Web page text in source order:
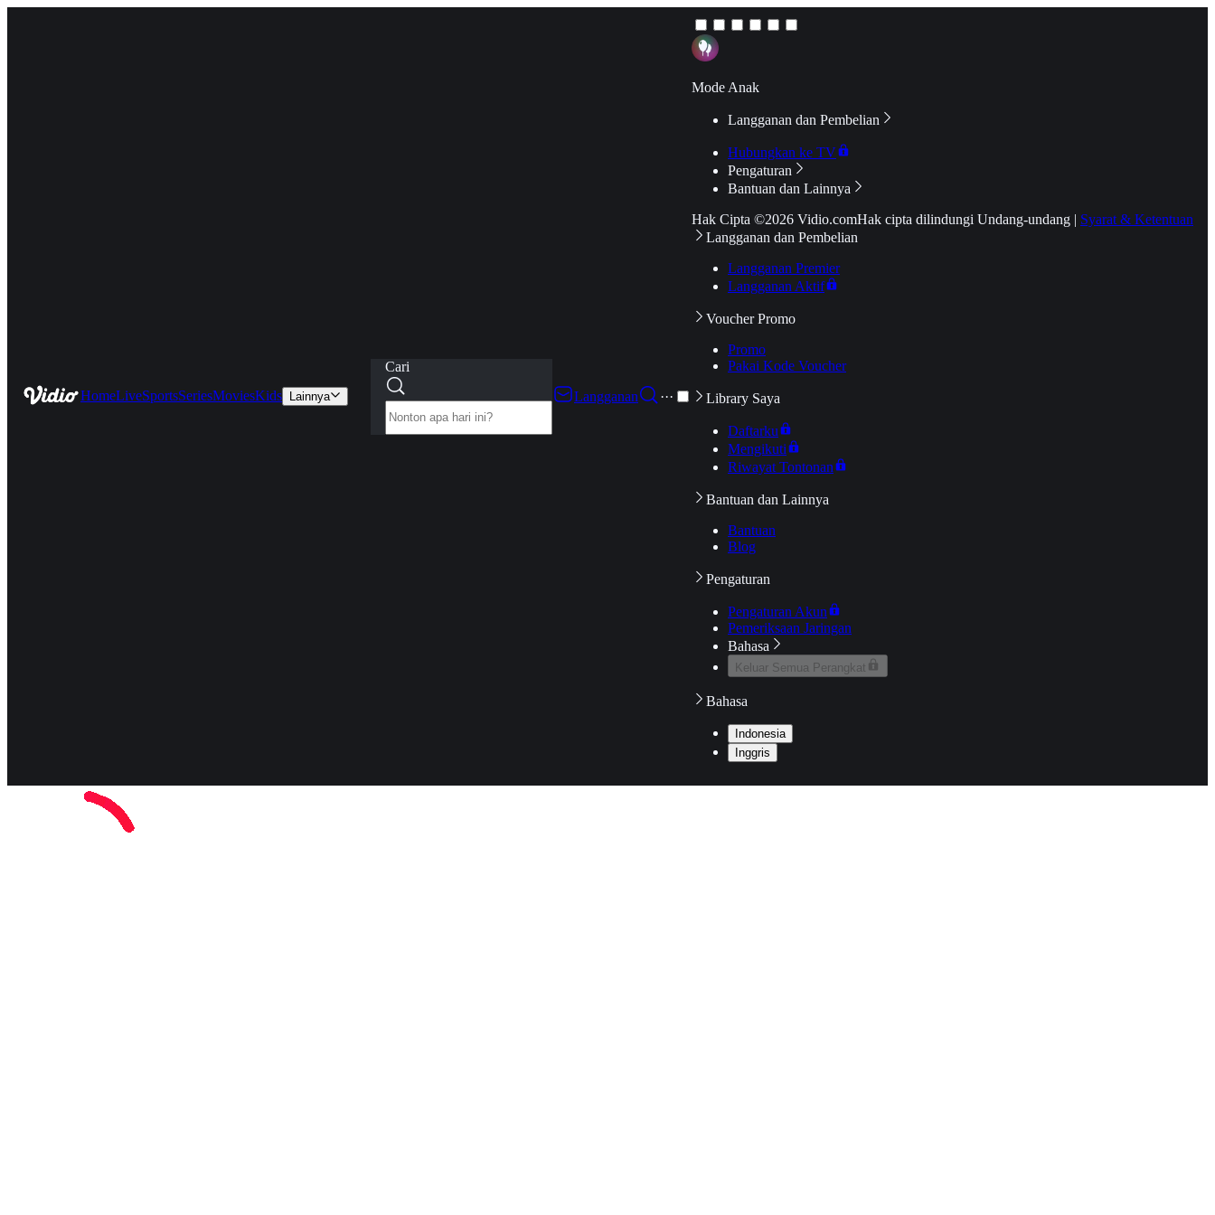
HomeLiveSportsSeriesMoviesKids Lainnya
Cari
Langganan
···
Mode Anak
Langganan dan Pembelian
Hubungkan ke TV
Pengaturan
Bantuan dan Lainnya
Hak Cipta ©2026 Vidio.comHak cipta dilindungi Undang-undang | Syarat & Ketentuan
Langganan dan Pembelian
Langganan Premier
Langganan Aktif
Voucher Promo
Promo
Pakai Kode Voucher
Library Saya
Daftarku
Mengikuti
Riwayat Tontonan
Bantuan dan Lainnya
Bantuan
Blog
Pengaturan
Pengaturan Akun
Pemeriksaan Jaringan
Bahasa
Keluar Semua Perangkat
Bahasa
Indonesia
Inggris